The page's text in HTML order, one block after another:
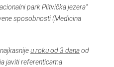
park Plitvička jezera“
sposobnosti (Medicina
u roku od 3 danaod
javiti referenticama